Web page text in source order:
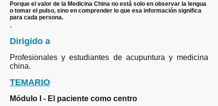
Porque el valor de la Medicina China no está solo en observar la lengua
o tomar el pulso, sino en comprender lo que esa información significa
para cada persona.
.
Dirigido a
Profesionales y estudiantes de acupuntura y medicina
china.
TEMARIO
Módulo I - El paciente como centro